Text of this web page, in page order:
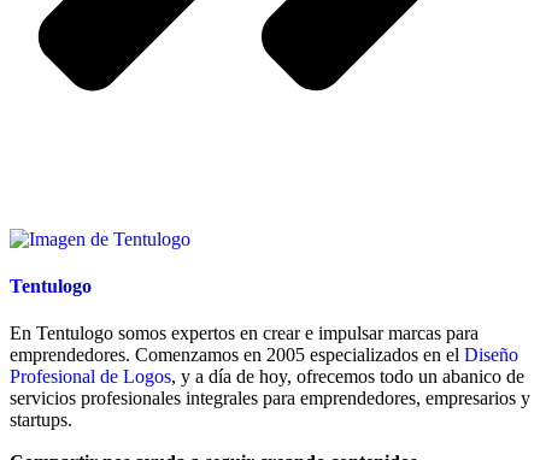
Tentulogo
En Tentulogo somos expertos en crear e impulsar marcas para
emprendedores. Comenzamos en 2005 especializados en el Diseño
Profesional de Logos, y a día de hoy, ofrecemos todo un abanico de
servicios profesionales integrales para emprendedores, empresarios y
startups.